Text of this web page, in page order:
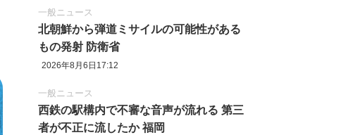
一般ニュース
北朝鮮から弾道ミサイルの可能性がある
もの発射 防衛省
2026年8月6日17:12
一般ニュース
西鉄の駅構内で不審な音声が流れる 第三
者が不正に流したか 福岡